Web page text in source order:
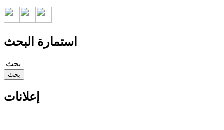
استمارة البحث
‏بحث ‏
إعلانات